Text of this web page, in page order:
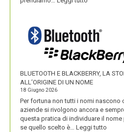
NOMI
DEI
SUOI
PRODOTTI
BLUETOOTH E BLACKBERRY, LA
ALL’ORIGINE DI UN NOME
18 Giugno 2026
Per fortuna non tutti i nomi nascono
aziende si rivolgono ancora e
questa pratica di individuare il
se quello scelto è… Leggi tutto